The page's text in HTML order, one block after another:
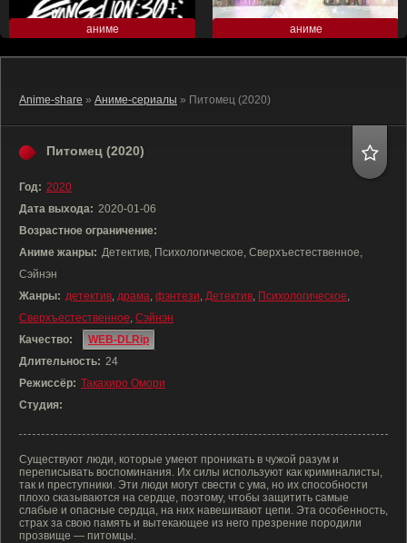
аниме аниме
Anime-share » Аниме-сериалы » Питомец (2020)
Питомец (2020)
Год: 2020
Дата выхода: 2020-01-06
Возрастное ограничение:
Аниме жанры: Детектив, Психологическое, Сверхъестественное,
Сэйнэн
Жанры: детектив, драма, фэнтези, Детектив, Психологическое,
Сверхъестественное, Сэйнэн
Качество:
WEB-DLRip
Длительность: 24
Режиссёр: Такахиро Омори
Студия:
Существуют люди, которые умеют проникать в чужой разум и
переписывать воспоминания. Их силы используют как криминалисты,
так и преступники. Эти люди могут свести с ума, но их способности
плохо сказываются на сердце, поэтому, чтобы защитить самые
слабые и опасные сердца, на них навешивают цепи. Эта особенность,
страх за свою память и вытекающее из него презрение породили
прозвище — питомцы.